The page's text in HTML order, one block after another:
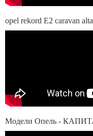
opel rekord E2 caravan
Модели Опель -